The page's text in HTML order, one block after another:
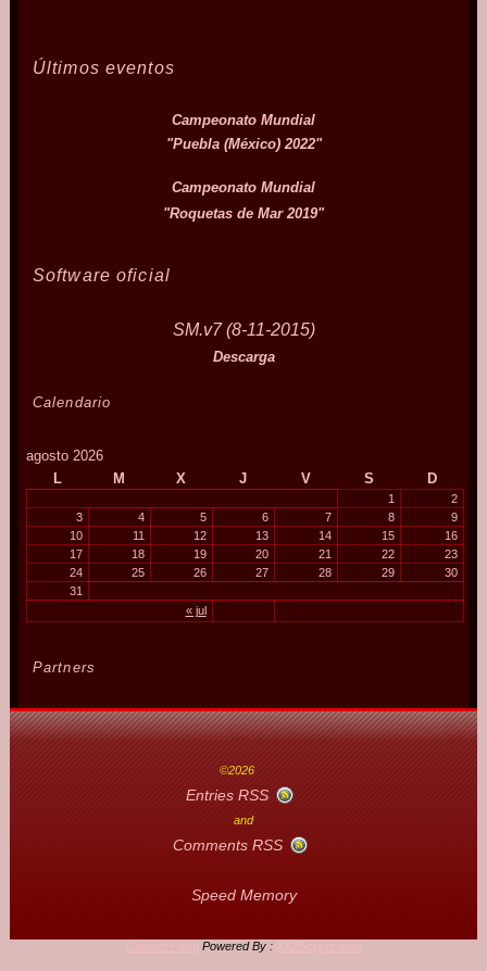
Últimos eventos
Campeonato Mundial
"Puebla (México) 2022"
Campeonato Mundial
"Roquetas de Mar 2019"
Software oficial
SM.v7 (8-11-2015)
Descarga
Calendario
agosto 2026
L
M X J V S D
« jul
1
2
3
4 5 6 7 8
9
10
11 12 13 14 15
16
17
18 19 20 21 22
23
24
25 26 27 28 29
30
31
Partners
©2026
Entries RSS
and
Comments RSS
Speed Memory
Contact Form Powered By : XYZScripts.com